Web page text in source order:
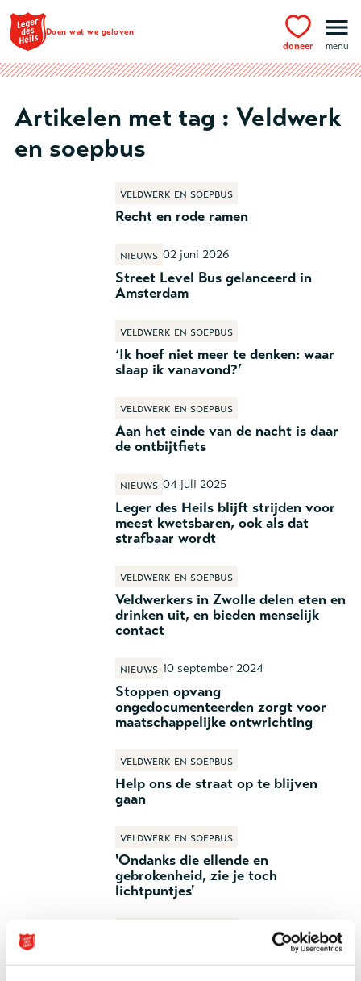
Ga naar hoofdinhoud
Doen wat we geloven
doneer menu
Artikelen met tag : Veldwerk
en soepbus
Recht en rode ramen
Veldwerk en soepbus
Street Level Bus gelanceerd in
Amsterdam
Nieuws 02 juni 2026
‘Ik hoef niet meer te denken: waar
slaap ik vanavond?’
Veldwerk en soepbus
Aan het einde van de nacht is daar
de ontbijtfiets
Veldwerk en soepbus
Leger des Heils blijft strijden voor
meest kwetsbaren, ook als dat
strafbaar wordt
Nieuws 04 juli 2025
Veldwerkers in Zwolle delen eten en
drinken uit, en bieden menselijk
contact
Veldwerk en soepbus
Stoppen opvang
ongedocumenteerden zorgt voor
maatschappelijke ontwrichting
Nieuws 10 september 2024
Help ons de straat op te blijven
gaan
Veldwerk en soepbus
'Ondanks die ellende en
gebrokenheid, zie je toch
lichtpuntjes'
Veldwerk en soepbus
Met veldwerk op zoek naar
buitenslapers: 'We zoeken de grens